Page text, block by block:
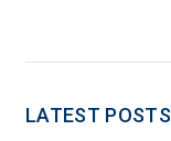
LATEST POSTS